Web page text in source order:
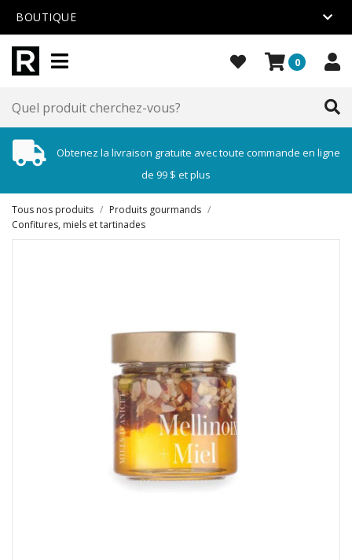
BOUTIQUE
0
Obtenez la livraison gratuite avec toute commande en ligne
de 99 $ et plus
Tous nos produits / Produits gourmands /
Confitures, miels et tartinades